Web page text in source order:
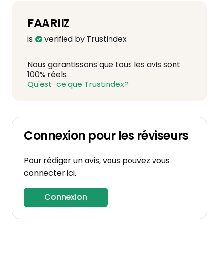
FAARIIZ
is verified by Trustindex
Nous garantissons que tous les avis sont
100% réels.
Qu'est-ce que Trustindex?
Connexion pour les réviseurs
Pour rédiger un avis, vous pouvez vous
connecter ici.
Connexion